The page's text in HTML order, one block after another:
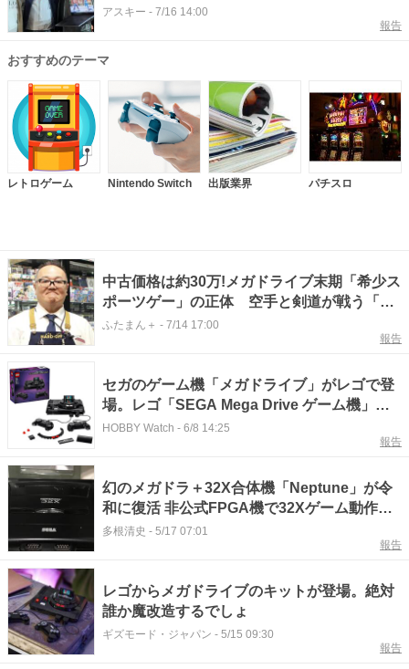
よる社交辞令ではなく、セガのゲームに脳を
アスキー - 7/16 14:00
報告
おすすめのテーマ
レトロゲーム Nintendo Switch 出版業界 パチスロ
中古価格は約30万!メガドライブ末期「希少ス
ポーツゲー」の正体 空手と剣道が戦う「ト
ンデモゲーム」も…
ふたまん＋ - 7/14 17:00
報告
セガのゲーム機「メガドライブ」がレゴで登
場。レゴ「SEGA Mega Drive ゲーム機」が
発売中
HOBBY Watch - 6/8 14:25
報告
幻のメガドラ＋32X合体機「Neptune」が令
和に復活 非公式FPGA機で32Xゲーム動作確
認
多根清史 - 5/17 07:01
報告
レゴからメガドライブのキットが登場。絶対
誰か魔改造するでしょ
ギズモード・ジャパン - 5/15 09:30
報告